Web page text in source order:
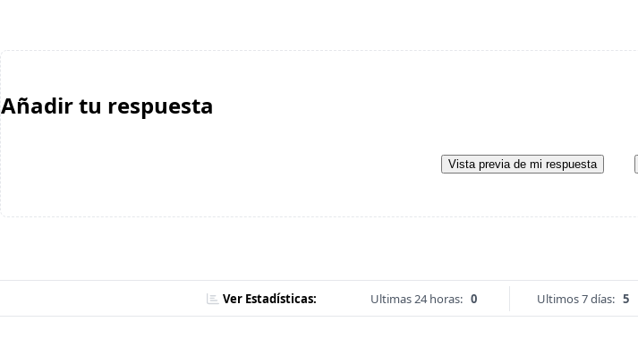
Añadir tu respuesta
Vista previa de mi respuesta
Ver Estadísticas: Ultimas 24 horas: 0 Ultimos 7 días: 5